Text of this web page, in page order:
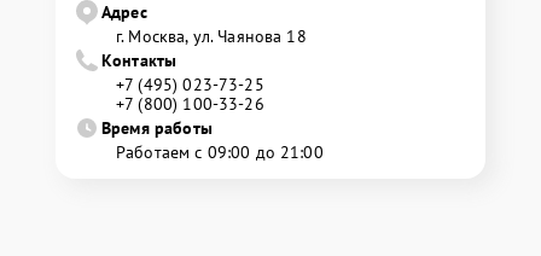
Адрес
г. Москва, ул. Чаянова 18
Контакты
+7 (495) 023-73-25
+7 (800) 100-33-26
Время работы
Работаем с 09:00 до 21:00